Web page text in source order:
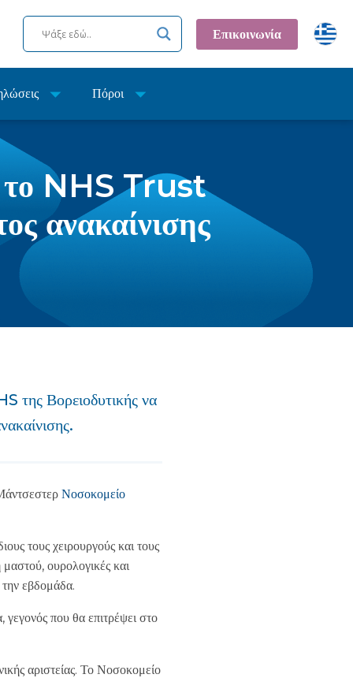
Επικοινωνία
Πόροι
το NHS Trust
ανακαίνισης
της Βορειοδυτικής να
Νοσοκομείο
τους χειρουργούς και τους
ουρολογικές και
την εβδομάδα.
που θα επιτρέψει στο
αριστείας. Το Νοσοκομείο